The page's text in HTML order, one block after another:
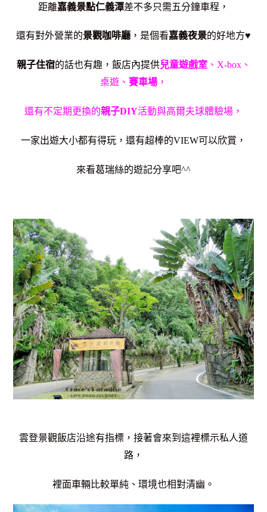
距離嘉義景點仁義潭差不多只需五分鐘車程，
還有對外營業的景觀咖啡廳 ，是個看嘉義夜景的好地方♥
親子住宿的話也有趣，飯店內提供兒童遊戲室、X-box、
桌遊、 賽車場 ，
還有不定期更換的親子DIY活動與高爾夫球體驗場，
一家出遊大小都有得玩，還有超棒的VIEW可以欣賞，
來看葛瑞絲的遊記分享吧^^
雲登景觀飯店沿途有指標，接著會來到這裡標示私人道
路，
裡面車輛比較單純、環境也相對清幽。